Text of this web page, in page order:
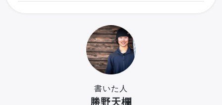
書いた人
勝野天欄